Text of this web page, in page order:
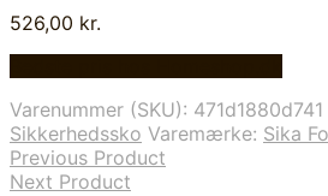
526,00 kr.
Varenummer (SKU): 471d1880d741
Sikkerhedssko Varemærke: Sika
Previous Product
Next Product